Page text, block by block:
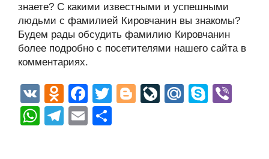
знаете? С какими известными и успешными
людьми с фамилией Кировчанин вы знакомы?
Будем рады обсудить фамилию Кировчанин
более подробно с посетителями нашего сайта в
комментариях.
V
K
O
d
n
F
a
c
T
Bl
Li
M
S
W
T
E